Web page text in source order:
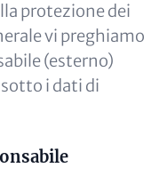
protezione dei
vi preghiamo
(esterno)
i dati di